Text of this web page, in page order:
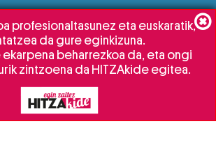
Babesleak:
profesionaltasunez eta euskaratik,
da gure eginkizuna.
ekarpena beharrezkoa da, eta ongi
zintzoena da HITZAkide egitea.